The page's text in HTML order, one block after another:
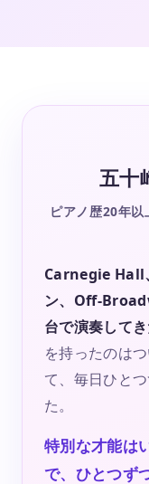
五十
ピアノ歴20年
Carnegie Hall
ン、Off-
台で演奏してき
を持ったのは
て、毎日ひと
た。
特別な才能は
で、ひとつずつ